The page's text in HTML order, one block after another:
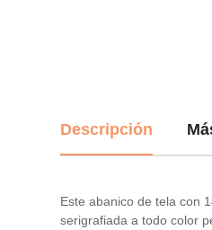
Descripción
Este abanico de tela con
serigrafiada a todo color